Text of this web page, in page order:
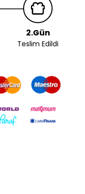
2.Gün
Teslim Edildi